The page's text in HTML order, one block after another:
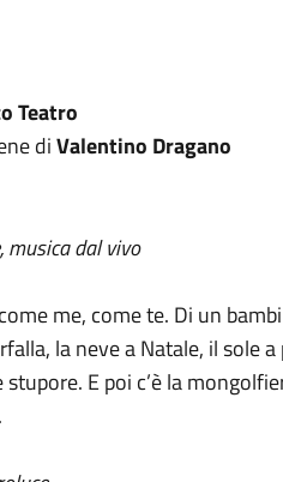
Teatro
diValentino Dragano
musica dal vivo
me, come te. Di un
la neve a Natale, il sole
E poi c’è la